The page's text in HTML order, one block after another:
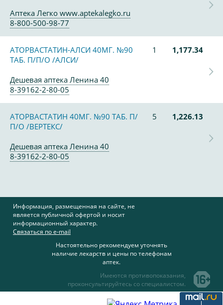
Аптека Легко www.aptekalegko.ru
8-800-500-98-77
АТОРВАСТАТИН-АЛСИ 40МГ. №90
ТАБ. П/П/О /АЛСИ/
1 1,177.34
Дешевая аптека Ленина 40
8-39162-2-80-05
АТОРВАСТАТИН 40МГ. №90 ТАБ. П/
П/О /ВЕРТЕКС/
5 1,226.13
Дешевая аптека Ленина 40
8-39162-2-80-05
Информация, размещенная на сайте, не
является публичной офертой и носит
информационный характер.
Связаться по e-mail
Настоятельно рекомендуем уточнять
наличие лекарств и цены по телефонам
аптек.
Имеются противопоказания,
проконсультируйтесь со специалистом.